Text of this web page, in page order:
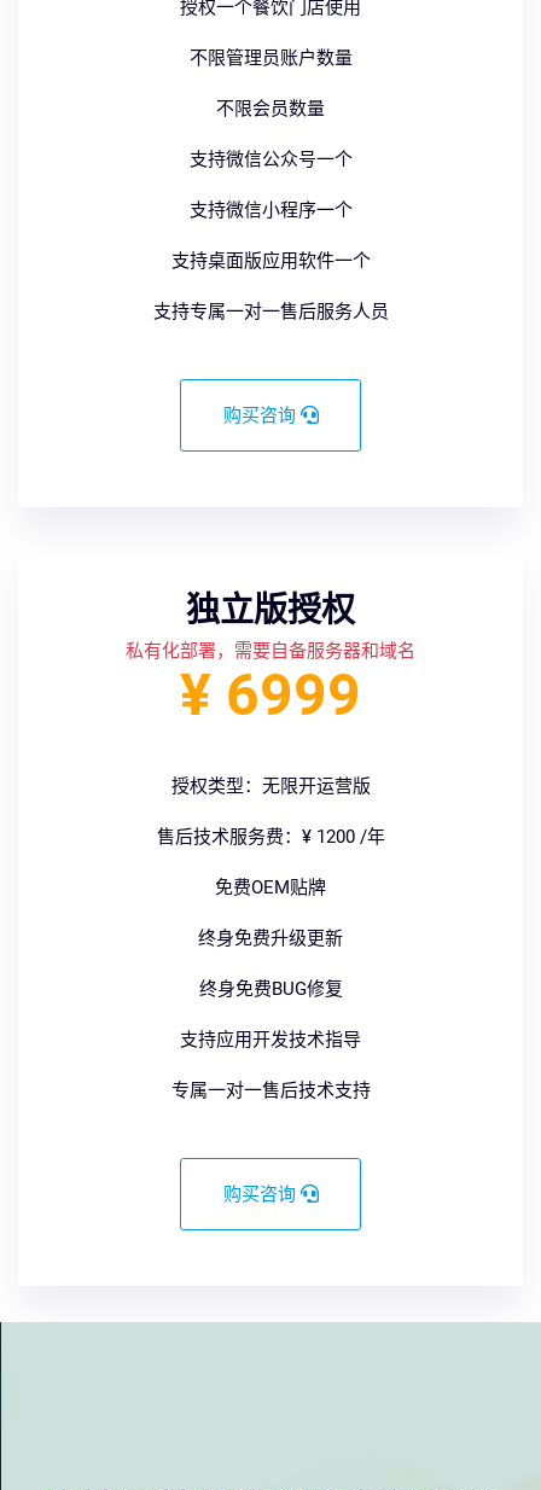
授权一个餐饮门店使用
不限管理员账户数量
不限会员数量
支持微信公众号一个
支持微信小程序一个
支持桌面版应用软件一个
支持专属一对一售后服务人员
购买咨询
独立版授权
私有化部署，需要自备服务器和域名
¥ 6999
授权类型：无限开运营版
售后技术服务费：¥ 1200 /年
免费OEM贴牌
终身免费升级更新
终身免费BUG修复
支持应用开发技术指导
专属一对一售后技术支持
购买咨询